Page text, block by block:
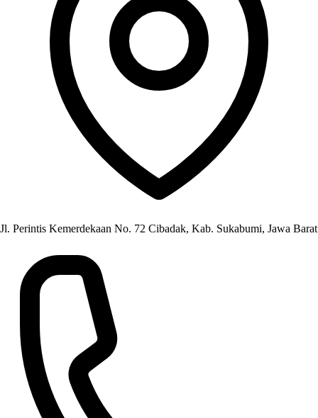
Jl. Perintis Kemerdekaan No. 72 Cibadak, Kab. Sukabumi, Jawa Barat